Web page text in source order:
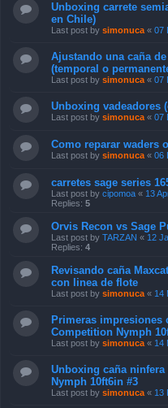
Unboxing carrete
en Chile)
Last post by simonuca « 07
Ajustando una caña
(temporal o
Last post by simonuca « 07
Unboxing vadeadores
Last post by simonuca « 07
Como reparar waders
Last post by simonuca « 06
carretes sage series
Last post by cipomoa « 13
Replies: 5
Orvis Recon vs Sage
Last post by TARZAN « 12
Replies: 4
Revisando caña
con linea de flote
Last post by simonuca « 14
Primeras impresiones
Competition Nymph
Last post by simonuca « 14
Unboxing caña
Nymph 10ft6in #3
Last post by simonuca « 13